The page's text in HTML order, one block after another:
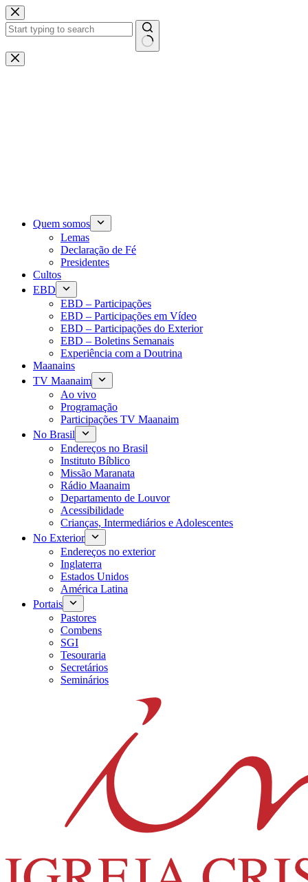
Pular
para
o
Sem
resultados
Quem somos
Lemas
Declaração de Fé
Presidentes
Cultos
EBD
EBD – Participações
EBD – Participações em Vídeo
EBD – Participações do Exterior
EBD – Boletins Semanais
Experiência com a Doutrina
Maanains
TV Maanaim
Ao vivo
Programação
Participações TV Maanaim
No Brasil
Endereços no Brasil
Instituto Bíblico
Missão Maranata
Rádio Maanaim
Departamento de Louvor
Acessibilidade
Crianças, Intermediários e Adolescentes
No Exterior
Endereços no exterior
Inglaterra
Estados Unidos
América Latina
Portais
Pastores
Combens
SGI
Tesouraria
Secretários
Seminários